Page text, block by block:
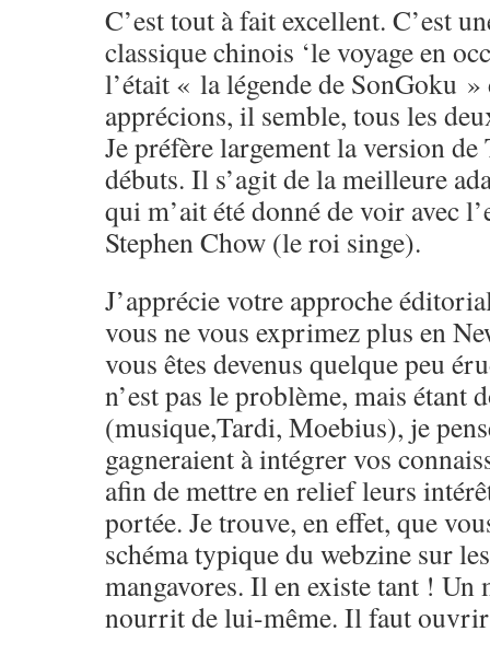
C’est tout à fait excellent. C’est
classique chinois ‘le voyage en
l’était « la légende de SonGoku »
apprécions, il semble, tous les
Je préfère largement la version de
débuts. Il s’agit de la meilleure
qui m’ait été donné de voir avec
Stephen Chow (le roi singe).
J’apprécie votre approche
vous ne vous exprimez plus en
vous êtes devenus quelque peu
n’est pas le problème, mais étant
(musique,Tardi, Moebius), je
gagneraient à intégrer vos
afin de mettre en relief leurs
portée. Je trouve, en effet, que
schéma typique du webzine sur
mangavores. Il en existe tant ! Un
nourrit de lui-même. Il faut